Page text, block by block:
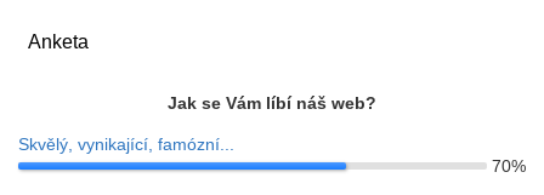
Anketa
Jak se Vám líbí náš web?
Skvělý, vynikající, famózní...
70%